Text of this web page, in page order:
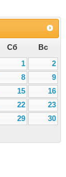
Сб
Вс
1
2
8
9
15
16
22
23
29
30